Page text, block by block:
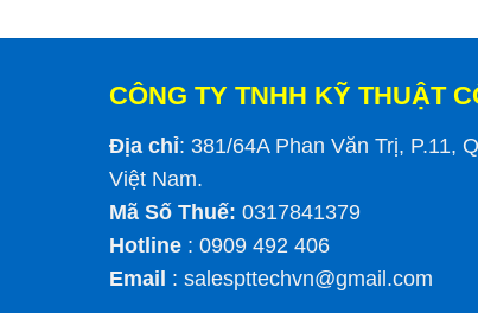
CÔNG TY TNHH KỸ THUẬT
Địa chỉ: 381/64A Phan Văn Trị, P.11,
Việt Nam.
Mã Số Thuế: 0317841379
Hotline : 0909 492 406
Email : salespttechvn@gmail.com